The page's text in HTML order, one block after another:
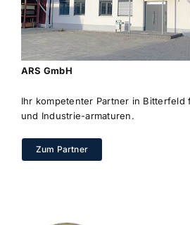
ARS GmbH
Ihr kompetenter Partner in Bitterfeld
und Industrie-armaturen.
Zum Partner